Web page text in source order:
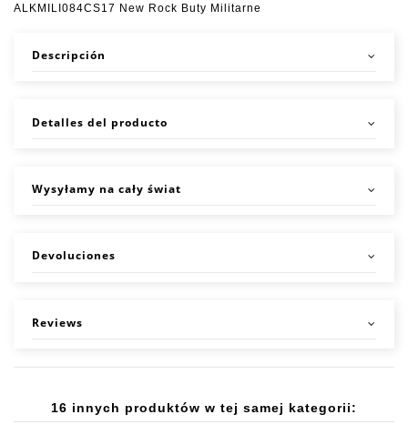
ALKMILI084CS17 New Rock Buty Militarne
Descripción
Detalles del producto
Wysyłamy na cały świat
Devoluciones
Reviews
16 innych produktów w tej samej kategorii: